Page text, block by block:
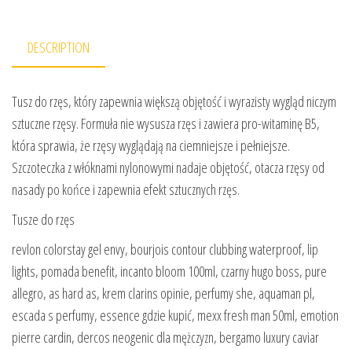
DESCRIPTION
Tusz do rzęs, który zapewnia większą objętość i wyrazisty wygląd niczym
sztuczne rzęsy. Formuła nie wysusza rzęs i zawiera pro-witaminę B5,
która sprawia, że rzęsy wyglądają na ciemniejsze i pełniejsze.
Szczoteczka z włóknami nylonowymi nadaje objętość, otacza rzęsy od
nasady po końce i zapewnia efekt sztucznych rzęs.
Tusze do rzęs
revlon colorstay gel envy, bourjois contour clubbing waterproof, lip
lights, pomada benefit, incanto bloom 100ml, czarny hugo boss, pure
allegro, as hard as, krem clarins opinie, perfumy she, aquaman pl,
escada s perfumy, essence gdzie kupić, mexx fresh man 50ml, emotion
pierre cardin, dercos neogenic dla mężczyzn, bergamo luxury caviar